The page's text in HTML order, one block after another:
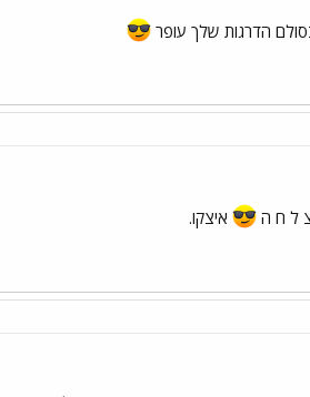
הדרגות שלך עופר
ל ח ה איצקו.